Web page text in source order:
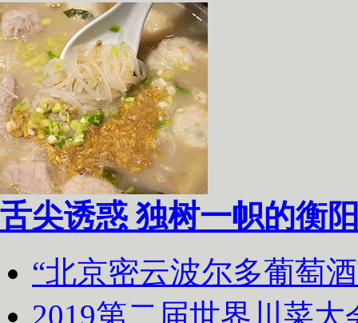
舌尖诱惑 独树一帜的衡
“北京密云波尔多葡萄
2019第二届世界川菜